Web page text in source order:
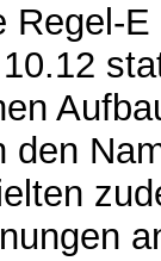
Regel-
den